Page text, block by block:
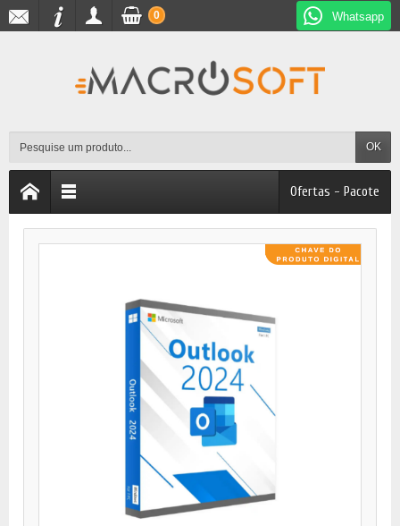
Whatsapp
OK
0
Ofertas - Pacote